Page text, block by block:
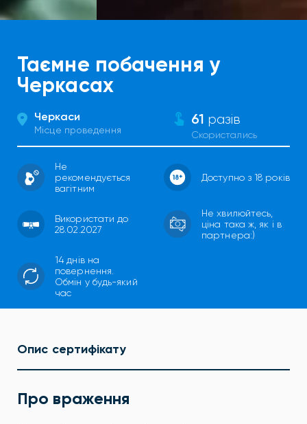
Таємне побачення у
Черкасах
Черкаси
Місце проведення
61 разів
Скористались
Не
рекомендується
вагітним
Доступно з 18 років
Використати до
28.02.2027
Не хвилюйтесь,
ціна така ж, як і в
партнера:)
14 днів на
повернення.
Обмін у будь-який
час
Опис сертифікату
Про враження